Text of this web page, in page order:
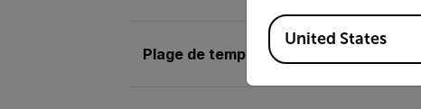
Plage de température standard [avec
Available Locations
United States